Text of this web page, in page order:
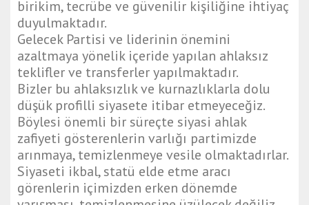
birikim, tecrübe ve güvenilir kişiliğine ihtiyaç
duyulmaktadır.
Gelecek Partisi ve liderinin önemini
azaltmaya yönelik içeride yapılan ahlaksız
teklifler ve transferler yapılmaktadır.
Bizler bu ahlaksızlık ve kurnazlıklarla dolu
düşük profilli siyasete itibar etmeyeceğiz.
Böylesi önemli bir süreçte siyasi ahlak
zafiyeti gösterenlerin varlığı partimizde
arınmaya, temizlenmeye vesile olmaktadırlar.
Siyaseti ikbal, statü elde etme aracı
görenlerin içimizden erken dönemde